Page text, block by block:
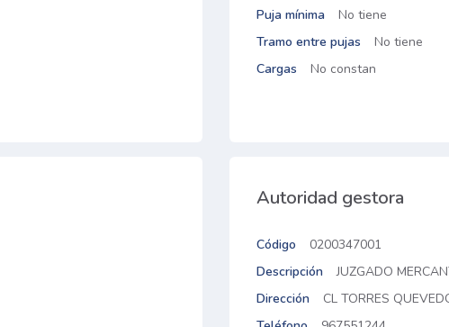
Puja mínima
No tiene
Tramo entre pujas
No tiene
Cargas
No constan
Autoridad gestora
Código
0200347001
Descripción
JUZGADO
Dirección
CL TORRES